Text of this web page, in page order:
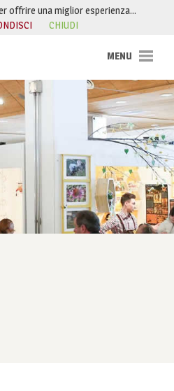
offrire una miglior esperienza…
CHIUDI